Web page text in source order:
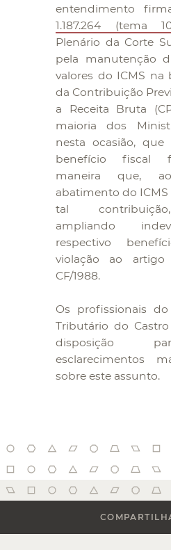
entendimento
1.187.264 (tema
Plenário da Corte
pela manutenção
valores do ICMS na
da Contribuição
a Receita Bruta
maioria dos
nesta ocasião,
benefício fiscal
maneira que,
abatimento do
tal
ampliando
respectivo
violação ao
CF/1988.
Os profissionais
Tributário do
disposição
esclarecimentos
sobre este assunto.